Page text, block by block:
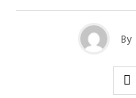
By